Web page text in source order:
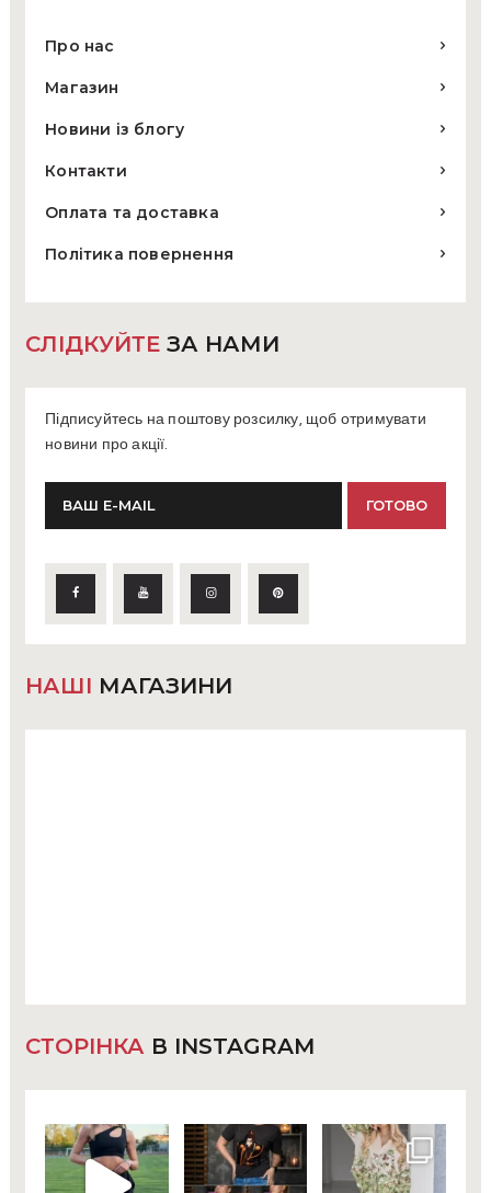
Про нас
Магазин
Новини із блогу
Контакти
Оплата та доставка
Політика повернення
СЛІДКУЙТЕ ЗА НАМИ
Підписуйтесь на поштову розсилку, щоб отримувати
новини про акції.
НАШІ МАГАЗИНИ
СТОРІНКА В INSTAGRAM